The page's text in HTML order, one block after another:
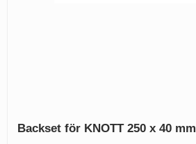
Backset för KNOTT 250 x 40 mm